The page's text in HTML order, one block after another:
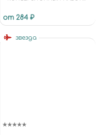
RADAR FUG240
от 284 ₽
звезда